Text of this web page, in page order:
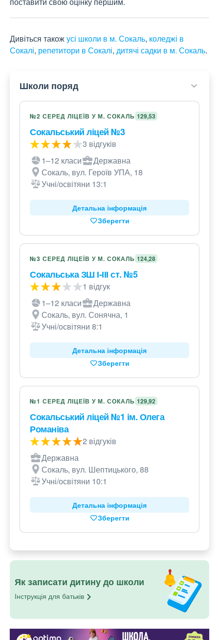
Дивіться такожусі школи в м. Сокаль, коледжі в
Сокалі, репетитори в Сокалі, дитячі садки в м. Сокаль.
Школи поряд
№2 СЕРЕД ЛІЦЕЇВ У М. СОКАЛЬ 129,53
Сокальський ліцей №3
3 відгуків
1–12 класи
Державна
Сокаль, вул. Героїв УПА, 18
Учні/освітяни 13:1
Детальна інформація
Зберегти
№3 СЕРЕД ЛІЦЕЇВ У М. СОКАЛЬ 124,28
Сокальська ЗШ І-ІІІ ст. №5
1 відгук
1–12 класи
Державна
Сокаль, вул. Сонячна, 1
Учні/освітяни 8:1
Детальна інформація
Зберегти
№1 СЕРЕД ЛІЦЕЇВ У М. СОКАЛЬ 129,92
Сокальський ліцей №1 ім. Олега
Романіва
2 відгуків
Державна
Сокаль, вул. Шептицького, 88
Учні/освітяни 10:1
Детальна інформація
Зберегти
Як записати дитину до школи
Інструкція для батьків